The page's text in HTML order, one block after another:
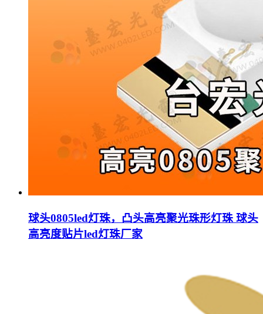
球头0805led灯珠，凸头高亮聚光珠形灯珠 球头
高亮度贴片led灯珠厂家